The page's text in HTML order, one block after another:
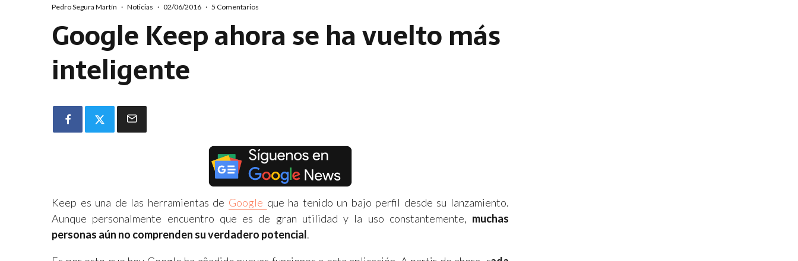
Pedro Segura Martín · Noticias · 02/06/2016 · 5 Comentarios
Google Keep ahora se ha vuelto más
inteligente
Keep es una de las herramientas de Google que ha tenido un bajo perfil desde su lanzamiento.
Aunque personalmente encuentro que es de gran utilidad y la uso constantemente, muchas
personas aún no comprenden su verdadero potencial.